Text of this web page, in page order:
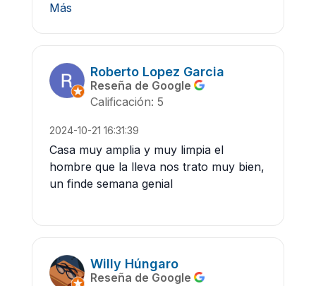
Más
Roberto Lopez Garcia
Reseña de Google
Calificación: 5
2024-10-21 16:31:39
Casa muy amplia y muy limpia el
hombre que la lleva nos trato muy bien,
un finde semana genial
Willy Húngaro
Reseña de Google